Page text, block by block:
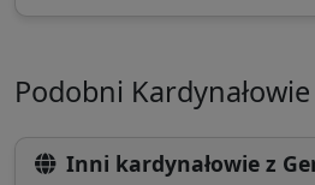
Podobni Kardynałowie
Inni kardynałowie z